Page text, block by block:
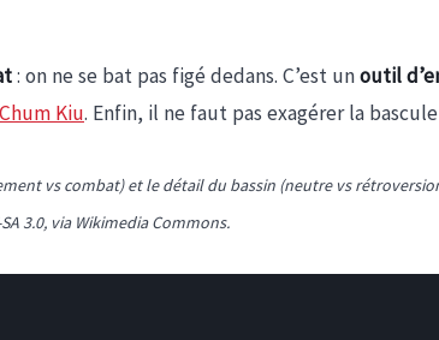
: on ne se bat pas figé dedans. C’est unoutil
Chum Kiu. Enfin, il ne faut pas exagérer la
vs combat) et le détail du bassin (neutre vs
3.0, via Wikimedia Commons.